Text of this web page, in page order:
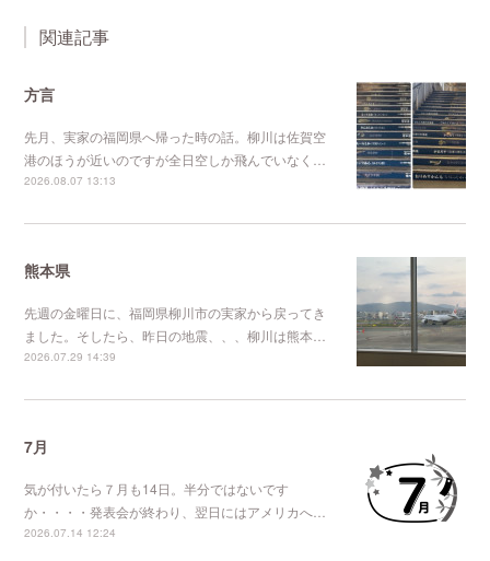
関連記事
方言
先月、実家の福岡県へ帰った時の話。柳川は佐賀空
港のほうが近いのですが全日空しか飛んでいなく…
2026.08.07 13:13
熊本県
先週の金曜日に、福岡県柳川市の実家から戻ってき
ました。そしたら、昨日の地震、、、柳川は熊本…
2026.07.29 14:39
7月
気が付いたら７月も14日。半分ではないです
か・・・・発表会が終わり、翌日にはアメリカへ…
2026.07.14 12:24